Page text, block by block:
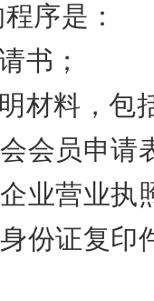
序是：
书；
材料，包
会员申请
业营业执
份证复印